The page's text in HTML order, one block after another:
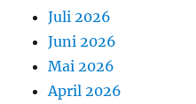
Juli 2026
Juni 2026
Mai 2026
April 2026